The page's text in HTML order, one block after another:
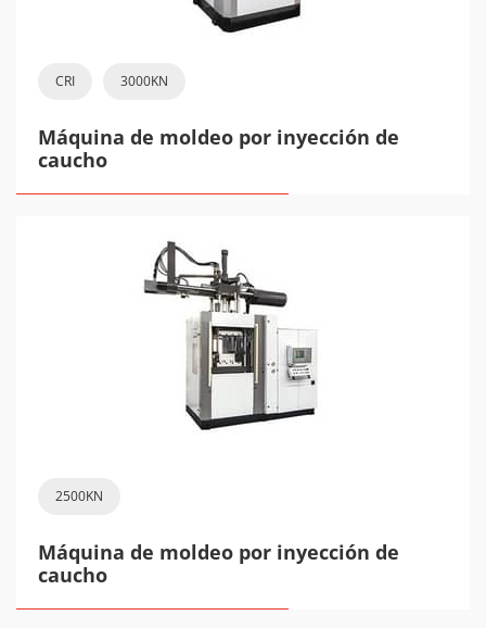
CRI 3000KN
Máquina de moldeo por inyección de
caucho
2500KN
Máquina de moldeo por inyección de
caucho